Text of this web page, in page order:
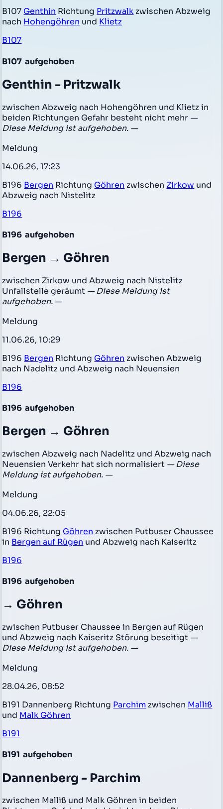
B107 Genthin Richtung Pritzwalk zwischen Abzweig
nach Hohengöhren und Klietz
B107
B107 aufgehoben
Genthin - Pritzwalk
zwischen Abzweig nach Hohengöhren und Klietz in
beiden Richtungen Gefahr besteht nicht mehr —
Diese Meldung ist aufgehoben. —
Meldung
14.06.26, 17:23
B196 Bergen Richtung Göhren zwischen Zirkow und
Abzweig nach Nistelitz
B196
B196 aufgehoben
Bergen → Göhren
zwischen Zirkow und Abzweig nach Nistelitz
Unfallstelle geräumt — Diese Meldung ist
aufgehoben. —
Meldung
11.06.26, 10:29
B196 Bergen Richtung Göhren zwischen Abzweig
nach Nadelitz und Abzweig nach Neuensien
B196
B196 aufgehoben
Bergen → Göhren
zwischen Abzweig nach Nadelitz und Abzweig nach
Neuensien Verkehr hat sich normalisiert — Diese
Meldung ist aufgehoben. —
Meldung
04.06.26, 22:05
B196 Richtung Göhren zwischen Putbuser Chaussee
in Bergen auf Rügen und Abzweig nach Kaiseritz
B196
B196 aufgehoben
→ Göhren
zwischen Putbuser Chaussee in Bergen auf Rügen
und Abzweig nach Kaiseritz Störung beseitigt —
Diese Meldung ist aufgehoben. —
Meldung
28.04.26, 08:52
B191 Dannenberg Richtung Parchim zwischen Malliß
und Malk Göhren
B191
B191 aufgehoben
Dannenberg - Parchim
zwischen Malliß und Malk Göhren in beiden